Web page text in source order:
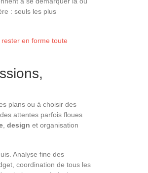
: seuls les plus
en forme toute
plans ou à choisir des
attentes parfois floues
design et organisation
Analyse fine des
coordination de tous les